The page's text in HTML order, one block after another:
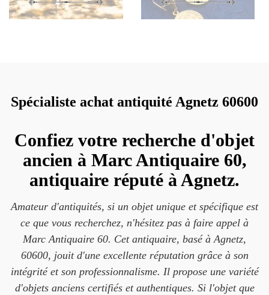
Spécialiste achat antiquité Agnetz 60600
Confiez votre recherche d'objet
ancien à Marc Antiquaire 60,
antiquaire réputé à Agnetz.
Amateur d'antiquités, si un objet unique et spécifique est
ce que vous recherchez, n'hésitez pas à faire appel à
Marc Antiquaire 60. Cet antiquaire, basé à Agnetz,
60600, jouit d'une excellente réputation grâce à son
intégrité et son professionnalisme. Il propose une variété
d'objets anciens certifiés et authentiques. Si l'objet que